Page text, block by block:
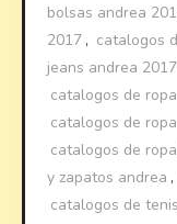
bolsas andrea
2017 , catalogos
jeans andrea 2017
catalogos de
catalogos de
catalogos de
y zapatos andrea ,
catalogos de